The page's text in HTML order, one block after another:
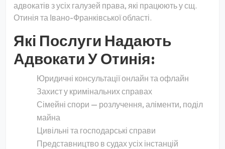
адвокатів з усіх галузей права, які працюють у сщ.
Отинія та Івано-Франківської області.
Які Послуги Надають
Адвокати У Отинія:
Юридичні консультації онлайн та офлайн
Захист у кримінальних справах
Сімейні спори — розлучення, аліменти, поділ
майна
Цивільні та господарські справи
Представництво в судах усіх інстанцій